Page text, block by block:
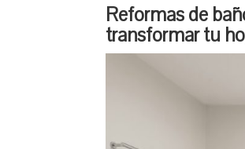
Reformas de
transformar tu